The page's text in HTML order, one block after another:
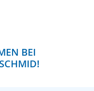
BEI